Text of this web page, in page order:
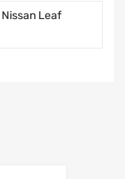
Nissan Leaf